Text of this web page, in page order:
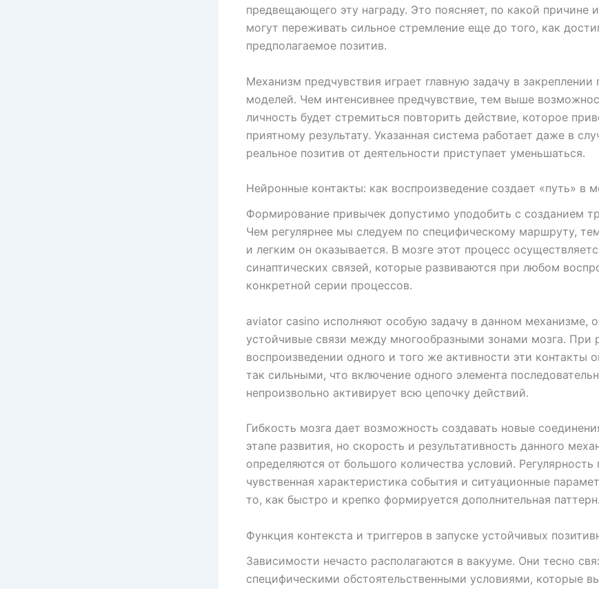
предвещающего эту награду. Это поясняет, по какой причине
могут переживать сильное стремление еще до того, как
предполагаемое позитив.
Механизм предчувствия играет главную задачу в закреплении
моделей. Чем интенсивнее предчувствие, тем выше
личность будет стремиться повторить действие, которое
приятному результату. Указанная система работает даже в
реальное позитив от деятельности приступает уменьшаться.
Нейронные контакты: как воспроизведение создает «путь» в
Формирование привычек допустимо уподобить с созданием
Чем регулярнее мы следуем по специфическому маршруту,
и легким он оказывается. В мозге этот процесс
синаптических связей, которые развиваются при любом
конкретной серии процессов.
aviator casino исполняют особую задачу в данном механизме,
устойчивые связи между многообразными зонами мозга. При
воспроизведении одного и того же активности эти контакты
так сильными, что включение одного элемента
непроизвольно активирует всю цепочку действий.
Гибкость мозга дает возможность создавать новые
этапе развития, но скорость и результативность данного
определяются от большого количества условий. Регулярность
чувственная характеристика события и ситуационные
то, как быстро и крепко формируется дополнительная паттерн.
Функция контекста и триггеров в запуске устойчивых
Зависимости нечасто располагаются в вакууме. Они тесно
специфическими обстоятельственными условиями, которые